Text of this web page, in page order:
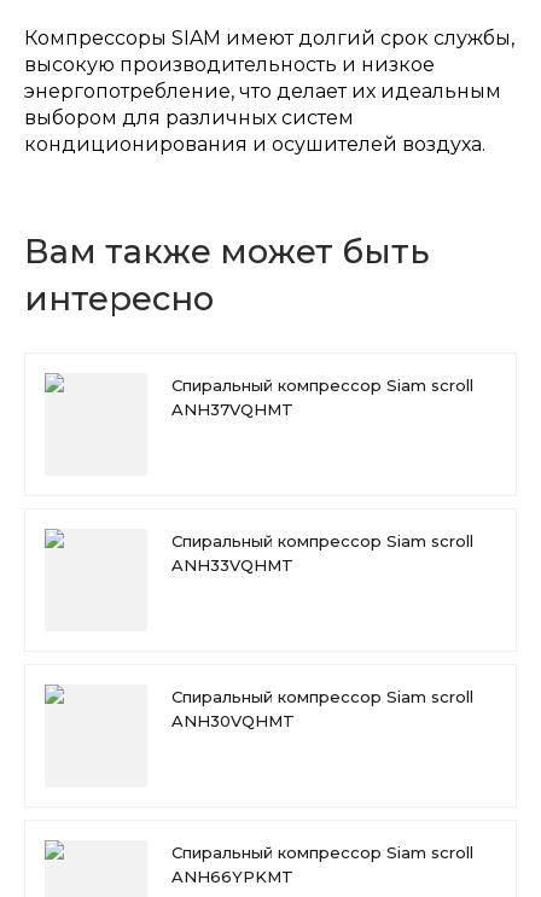
Компрессоры SIAM имеют долгий срок службы,
высокую производительность и низкое
энергопотребление, что делает их идеальным
выбором для различных систем
кондиционирования и осушителей воздуха.
Вам также может быть
интересно
Спиральный компрессор Siam scroll
ANH37VQHMT
Спиральный компрессор Siam scroll
ANH33VQHMT
Спиральный компрессор Siam scroll
ANH30VQHMT
Спиральный компрессор Siam scroll
ANH66YPKMT